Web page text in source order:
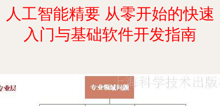
人工智能精要 从零开始的快速
入门与基础软件开发指南